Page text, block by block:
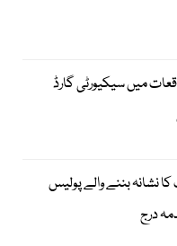
میں سیکیورٹی گارڈ
نشانہ بننے والے پولیس
درج